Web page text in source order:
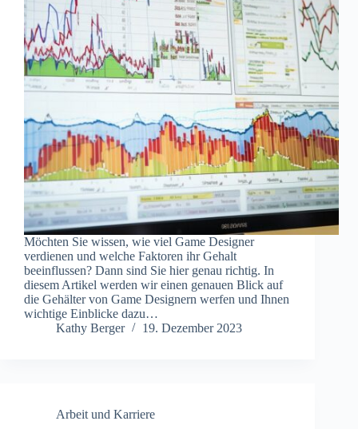
Möchten Sie wissen, wie viel Game Designer
verdienen und welche Faktoren ihr Gehalt
beeinflussen? Dann sind Sie hier genau richtig. In
diesem Artikel werden wir einen genauen Blick auf
die Gehälter von Game Designern werfen und Ihnen
wichtige Einblicke dazu…
Kathy Berger
19. Dezember 2023
Arbeit und Karriere